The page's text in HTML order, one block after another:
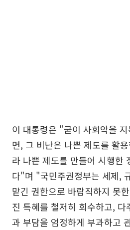
이 대통령은 "굳이 사회악을
면, 그 비난은 나쁜 제도를 활
라 나쁜 제도를 만들어 시행한
다"며 "국민주권정부는 세제,
맡긴 권한으로 바람직하지 못
진 특혜를 철저히 회수하고, 다
과 부담을 엄정하게 부과하고